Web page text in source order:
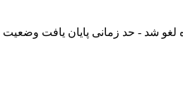
شد - حد زمانی پایان یافت